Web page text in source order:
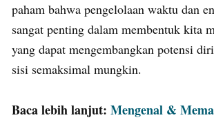
paham bahwa pengelolaan waktu dan
sangat penting dalam membentuk kita
yang dapat mengembangkan potensi
sisi semaksimal mungkin.
Baca lebih lanjut: Mengenal &